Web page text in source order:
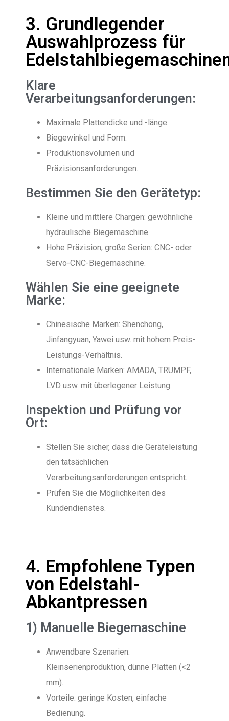
3. Grundlegender
Auswahlprozess für
Klare
Verarbeitungsanforderungen:
Maximale Plattendicke und -länge.
Biegewinkel und Form.
Produktionsvolumen und
Präzisionsanforderungen.
Bestimmen Sie den Gerätetyp:
Kleine und mittlere Chargen: gewöhnliche
hydraulische Biegemaschine.
Hohe Präzision, große Serien: CNC- oder
Servo-CNC-Biegemaschine.
Wählen Sie eine geeignete
Marke:
Chinesische Marken: Shenchong,
Jinfangyuan, Yawei usw. mit hohem Preis-
Leistungs-Verhältnis.
Internationale Marken: AMADA, TRUMPF,
LVD usw. mit überlegener Leistung.
Inspektion und Prüfung vor
Ort:
Stellen Sie sicher, dass die Geräteleistung
den tatsächlichen
Verarbeitungsanforderungen entspricht.
Prüfen Sie die Möglichkeiten des
Kundendienstes.
4. Empfohlene Typen
von Edelstahl-
Abkantpressen
1) Manuelle Biegemaschine
Anwendbare Szenarien:
Kleinserienproduktion, dünne Platten (<2
mm).
Vorteile: geringe Kosten, einfache
Bedienung.